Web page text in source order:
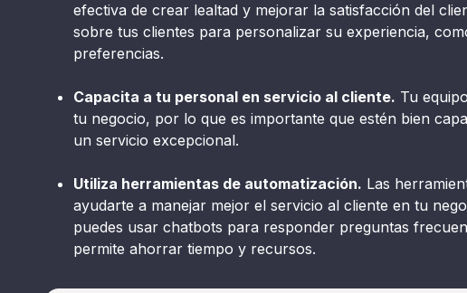
efectiva de crear lealtad y mejorar la satisfacción del
sobre tus clientes para personalizar su experiencia,
preferencias.
Capacita a tu personal en servicio al cliente. Tu
tu negocio, por lo que es importante que estén bien
un servicio excepcional.
Utiliza herramientas de automatización. Las
ayudarte a manejar mejor el servicio al cliente en tu
puedes usar chatbots para responder preguntas
permite ahorrar tiempo y recursos.